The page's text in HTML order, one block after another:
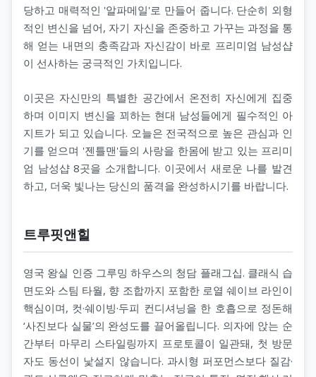
당하고 매력적인 '알파메일'로 만들어 줍니다. 단순히 외형
적인 변신을 넘어, 자기 자신을 존중하고 가꾸는 과정을 통
해 얻는 내면의 충족감과 자신감이 바로 프리미엄 남성샵
이 선사하는 궁극적인 가치입니다.
이곳은 자신만의 특별한 공간에서 온전히 자신에게 집중
하며 이미지 변신을 꾀하는 현대 남성들에게 필수적인 아
지트가 되고 있습니다. 오늘은 전국적으로 높은 관심과 인
기를 얻으며 '젠틀맨'들의 사랑을 한몸에 받고 있는 프리미
엄 남성샵 8곳을 소개합니다. 이곳에서 새로운 나를 발견
하고, 더욱 빛나는 당신의 품격을 완성하시기를 바랍니다.
트루핏앤힐
영국 왕실 인증 그루밍 하우스의 청담 플래그십. 클래식 습
면도와 스팀 타월, 향 조합까지 포함한 로열 쉐이브 라인이
핵심이며, 컷·쉐이빙·두피 컨디셔닝을 한 호흡으로 정돈해
‘사진보다 실물’의 완성도를 끌어올립니다. 의자에 앉는 순
간부터 마무리 스타일링까지 프로토콜이 일관돼, 첫 방문
자도 동선이 낯설지 않습니다. 과시형 퍼포먼스보다 질감·